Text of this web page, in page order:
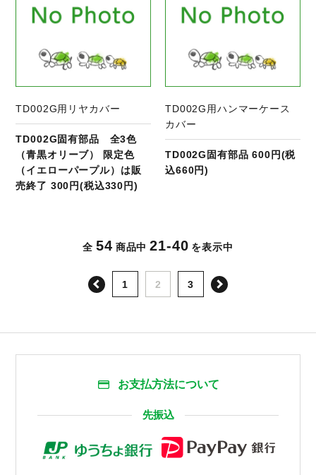
TD002G用リヤカバー
TD002G固有部品 全3色
（青黒オリーブ） 限定色
（イエローパープル）は販
売終了 300円(税込330円)
TD002G用ハンマーケース
カバー
TD002G固有部品 600円(税
込660円)
全 54 商品中 21-40 を表示中
1 2 3
次へ
お支払方法について
先振込